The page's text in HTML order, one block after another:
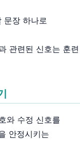
문장 하나로
관련된 신호는 훈련
와 수정 신호를
안정시키는